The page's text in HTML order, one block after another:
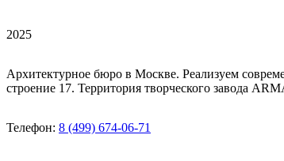
2025
Архитектурное бюро в Москве. Реализуем
строение 17. Территория творческого завода
Телефон: 8 (499) 674-06-71